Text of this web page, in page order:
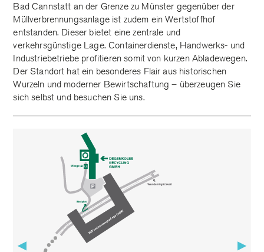
▶ ▶
Bad Cannstatt an der Grenze zu Münster gegenüber der
Müllverbrennungsanlage ist zudem ein Wertstoffhof
entstanden. Dieser bietet eine zentrale und
verkehrsgünstige Lage. Containerdienste, Handwerks- und
Industriebetriebe profitieren somit von kurzen Abladewegen.
Der Standort hat ein besonderes Flair aus historischen
Wurzeln und moderner Bewirtschaftung – überzeugen Sie
sich selbst und besuchen Sie uns.